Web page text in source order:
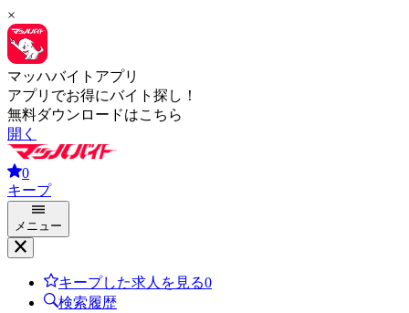
×
マッハバイトアプリ
アプリでお得にバイト探し！
無料ダウンロードはこちら
開く
0
キープ
メニュー
キープした求人を見る0
検索履歴